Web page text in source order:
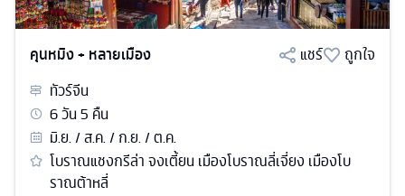
คุนหมิง + หลายเมือง แชร์
ถูกใจ
ทัวร์จีน
6วัน5 คืน
มิ.ย. / ส.ค. / ก.ย. / ต.ค.
โบราณแชงกรีล่า จงเตี้ยน เมืองโบราณลี่เจี่ยง เมืองโบ
ราณต้าหลี่